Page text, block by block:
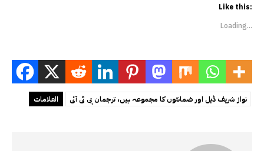
Like this:
Loading...
العلامات نواز شریف ڈیل اور ضمانتوں کا مجموعہ ہیں، ترجمان پی ٹی آئی